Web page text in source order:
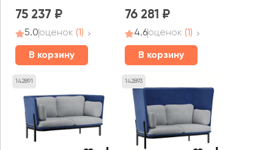
75 237
5.0оценок (1)
В корзину
76 281
4.6оценок (1)
В корзину
142891 142893